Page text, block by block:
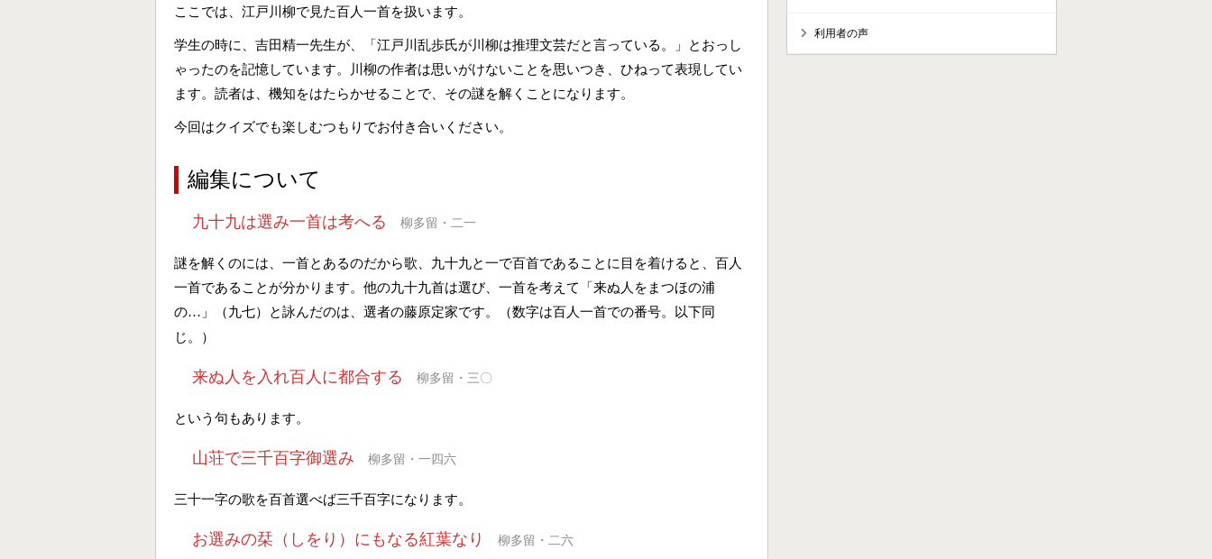
ここでは、江戸川柳で見た百人一首を扱います。
学生の時に、吉田精一先生が、「江戸川乱歩氏が川柳は推理文芸だと言っている。」とおっし
ゃったのを記憶しています。川柳の作者は思いがけないことを思いつき、ひねって表現してい
ます。読者は、機知をはたらかせることで、その謎を解くことになります。
今回はクイズでも楽しむつもりでお付き合いください。
編集について
九十九は選み一首は考へる 柳多留・二一
謎を解くのには、一首とあるのだから歌、九十九と一で百首であることに目を着けると、百人
一首であることが分かります。他の九十九首は選び、一首を考えて「来ぬ人をまつほの浦
の… 」（九七）と詠んだのは、選者の藤原定家です。（数字は百人一首での番号。以下同
じ。）
来ぬ人を入れ百人に都合する 柳多留・三〇
という句もあります。
山荘で三千百字御選み 柳多留・一四六
三十一字の歌を百首選べば三千百字になります。
お選みの栞（しをり）にもなる紅葉なり 柳多留・二六
利用者の声